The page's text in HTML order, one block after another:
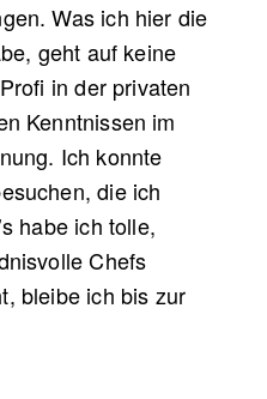
Was ich hier die
geht auf keine
in der privaten
Kenntnissen im
Ich konnte
die ich
habe ich tolle,
Chefs
bleibe ich bis zur